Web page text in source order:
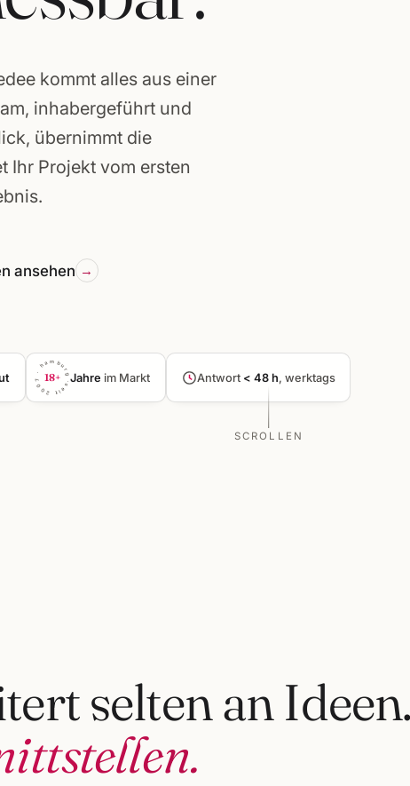
kommt alles aus einer
inhabergeführt und
übernimmt die
Ihr Projekt vom ersten
ansehen
seit 2007 · hamburg ·
18+ Jahre im Markt Antwort < 48 h, werktags
SCROLLEN
selten an Ideen.